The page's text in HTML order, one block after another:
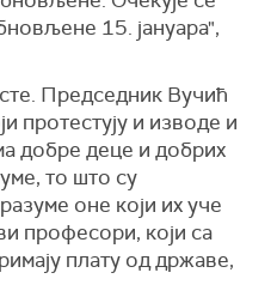
15. јануара",
Председник Вучић
протестују и изводе и
добре деце и добрих
то што су
оне који их уче
професори, који са
плату од државе,